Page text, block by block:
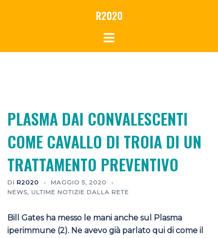
R2020
PLASMA DAI CONVALESCENTI
COME CAVALLO DI TROIA DI UN
TRATTAMENTO PREVENTIVO
DI R2020
MAGGIO 5, 2020
NEWS, ULTIME NOTIZIE DALLA RETE
Bill Gates ha messo le mani anche sul Plasma
iperimmune (2). Ne avevo già parlato qui di come il